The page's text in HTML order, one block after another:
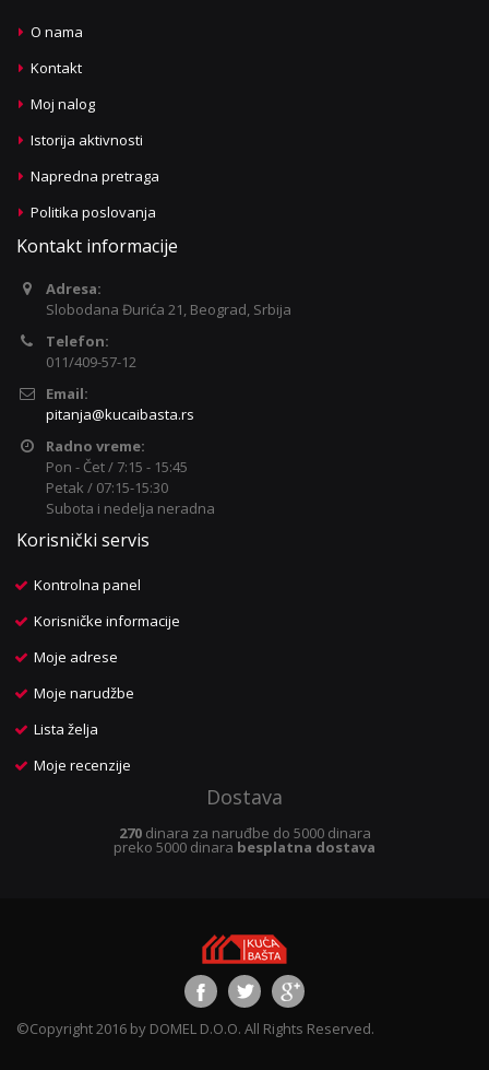
O nama
Kontakt
Moj nalog
Istorija aktivnosti
Napredna pretraga
Politika poslovanja
Kontakt informacije
Adresa:
Slobodana Đurića 21, Beograd, Srbija
Telefon:
011/409-57-12
Email:
pitanja@kucaibasta.rs
Radno vreme:
Pon - Čet / 7:15 - 15:45
Petak / 07:15-15:30
Subota i nedelja neradna
Korisnički servis
Kontrolna panel
Korisničke informacije
Moje adrese
Moje narudžbe
Lista želja
Moje recenzije
Dostava
270dinara za naruđbe do 5000 dinara
preko 5000 dinara besplatna dostava
©Copyright 2016 by DOMEL D.O.O. All Rights Reserved.